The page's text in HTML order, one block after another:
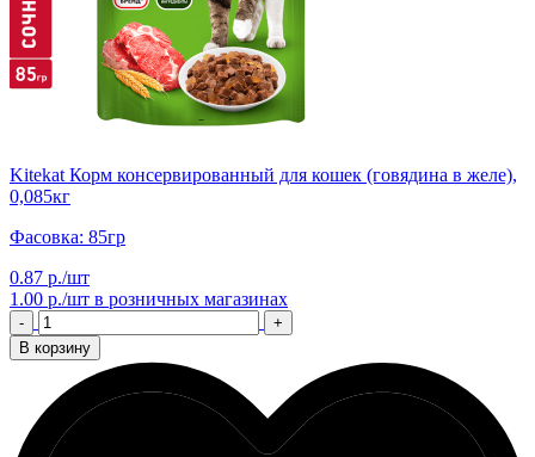
Kitekat Корм консервированный для кошек (говядина в желе),
0,085кг
Фасовка: 85гр
0.87 р./шт
1.00 р./шт в розничных магазинах
-
+
В корзину